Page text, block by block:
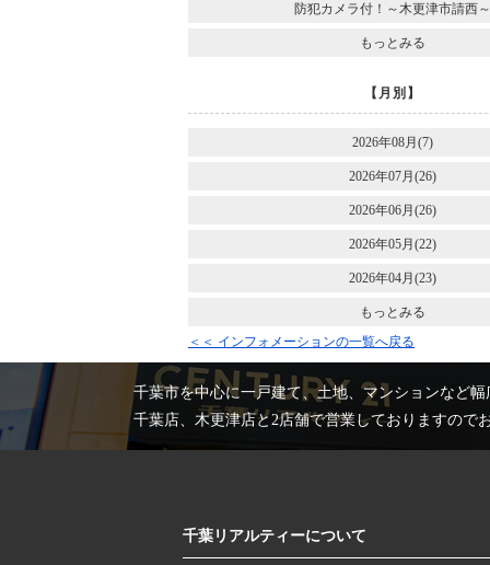
防犯カメラ付！～木更津市請西
もっとみる
【月別】
2026年08月(7)
2026年07月(26)
2026年06月(26)
2026年05月(22)
2026年04月(23)
もっとみる
＜＜ インフォメーションの一覧へ戻る
千葉市を中心に一戸建て、土地、マンションなど
千葉店、木更津店と2店舗で営業しておりますので
千葉リアルティーについて